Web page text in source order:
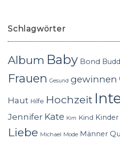
Schlagwörter
Album Baby Bond
Frauen Gesund gewinnen
Haut Hilfe Hochzeit
Jennifer Kate Kim Kind Kinder
Liebe Michael Mode Männer